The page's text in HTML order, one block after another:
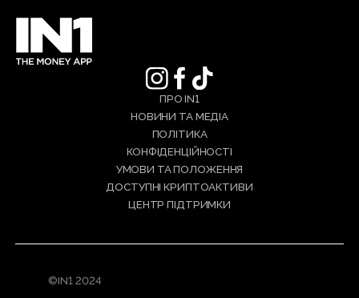
ПРО IN1
НОВИНИ ТА МЕДІА
ПОЛІТИКА
КОНФІДЕНЦІЙНОСТІ
УМОВИ ТА ПОЛОЖЕННЯ
ДОСТУПНІ КРИПТОАКТИВИ
ЦЕНТР ПІДТРИМКИ
©IN1 2024